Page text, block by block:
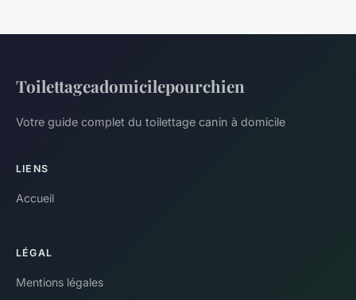
Toilettageadomicilepourchien
Votre guide complet du toilettage canin à domicile
LIENS
Accueil
LÉGAL
Mentions légales